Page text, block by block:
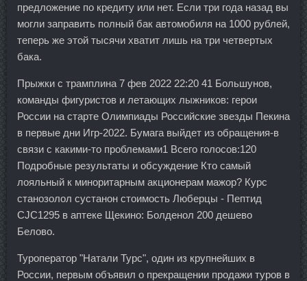
предложение по кредиту или нет. Если три года назад вы
могли заправить полный бак автомобиля на 1000 рублей,
теперь же этой тысячи хватит лишь на три четвертых
бака.
Прыжки с трамплина 7 фев 2022 22:20 41 Большунов,
команды фигуристов и летающих лыжников: герои
России на старте Олимпиады Российские звезды Пекина
в первые дни Игр-2022. Бумага выйдет из обращения-в
связи с какими-то проблемами1 Всего голосов:120
Подробные результаты и обсуждение Кто самый
лояльный к миноритарным акционерам мажор? Курс
станозолол сустанон стоимость Люберцы - Пептид
CJC1295 в аптеке Щекино: Болденол 200 дешево
Белово.
Туроператор "Натали Турс", один из крупнейших в
России, первым объявил о прекращении продажи туров в